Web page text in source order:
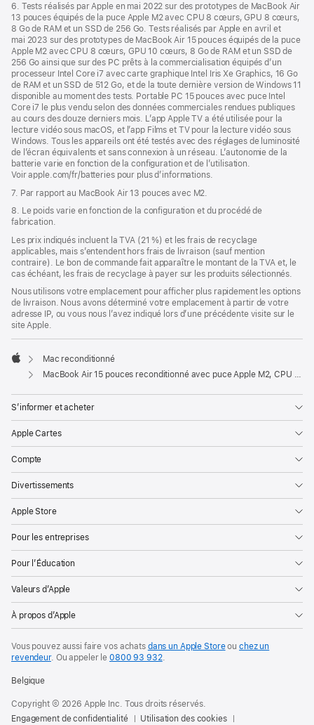
6. Tests réalisés par Apple en mai 2022 sur des prototypes de MacBook Air
13 pouces équipés de la puce Apple M2 avec CPU 8 cœurs, GPU 8 cœurs,
8 Go de RAM et un SSD de 256 Go. Tests réalisés par Apple en avril et
mai 2023 sur des prototypes de MacBook Air 15 pouces équipés de la puce
Apple M2 avec CPU 8 cœurs, GPU 10 cœurs, 8 Go de RAM et un SSD de
256 Go ainsi que sur des PC prêts à la commercialisation équipés d’un
processeur Intel Core i7 avec carte graphique Intel Iris Xe Graphics, 16 Go
de RAM et un SSD de 512 Go, et de la toute dernière version de Windows 11
disponible au moment des tests. Portable PC 15 pouces avec puce Intel
Core i7 le plus vendu selon des données commerciales rendues publiques
au cours des douze derniers mois. L’app Apple TV a été utilisée pour la
lecture vidéo sous macOS, et l’app Films et TV pour la lecture vidéo sous
Windows. Tous les appareils ont été testés avec des réglages de luminosité
de l’écran équivalents et sans connexion à un réseau. L’autonomie de la
batterie varie en fonction de la configuration et de l’utilisation.
Voir apple.com/fr/batteries pour plus d’informations.
7. Par rapport au MacBook Air 13 pouces avec M2.
8. Le poids varie en fonction de la configuration et du procédé de
fabrication.
Les prix indiqués incluent la TVA (21 %) et les frais de recyclage
applicables, mais s’entendent hors frais de livraison (sauf mention
contraire). Le bon de commande fait apparaître le montant de la TVA et, le
cas échéant, les frais de recyclage à payer sur les produits sélectionnés.
Nous utilisons votre emplacement pour afficher plus rapidement les options
de livraison. Nous avons déterminé votre emplacement à partir de votre
adresse IP, ou vous nous l’avez indiqué lors d’une précédente visite sur le
site Apple.
Apple
Mac reconditionné
MacBook Air 15 pouces reconditionné avec puce Apple M2, CPU 8 cœurs et GPU 10 cœurs - Gris sidéral
S’informer et acheter
Apple Cartes
Compte
Divertissements
Apple Store
Pour les entreprises
Pour l’Éducation
Valeurs d’Apple
À propos d’Apple
Vous pouvez aussi faire vos achats dans un Apple Storeouchez un
revendeur. Ouappeler le0800 93 932.
Belgique
Copyright © 2026 Apple Inc. Tous droits réservés.
Engagement de confidentialité
Utilisation des cookies